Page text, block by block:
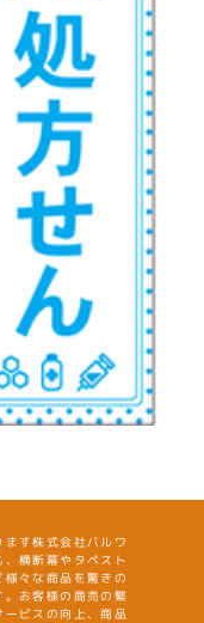
す株式会社バルワ
横断幕やタペスト
々な商品を驚きの
お客様の商売の繁
ビスの向上、商品